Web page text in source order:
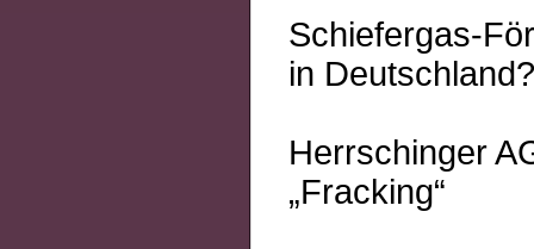
Schiefergas-
in Deutschland?
Herrschinger
„Fracking“